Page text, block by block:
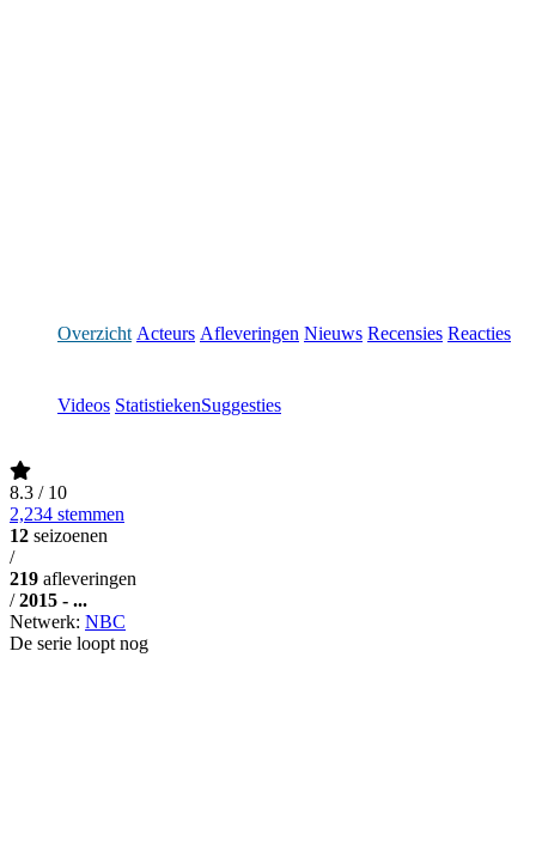
Overzicht Acteurs Afleveringen Nieuws Recensies Reacties
Videos StatistiekenSuggesties
8.3 / 10
2,234 stemmen
12 seizoenen
/
219 afleveringen
/ 2015 - ...
Netwerk: NBC
De serie loopt nog